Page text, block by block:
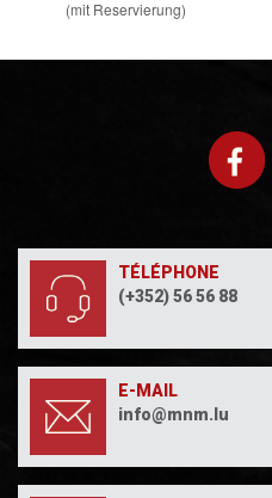
(mit Reservierung)
TÉLÉPHONE
(+352) 56 56 88
E-MAIL
info@mnm.lu